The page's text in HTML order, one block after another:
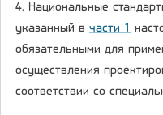
4. Национальные
указанный в части 1
обязательными для
осуществления
соответствии со